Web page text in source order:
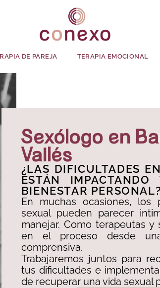
DE PAREJA TERAPIA EMOCIONAL
Sexólogo en
Vallès
¿LAS DIFICULTADES
ESTÁN
BIENESTAR PERSONAL?
En muchas ocasiones, los
sexual pueden parecer
manejar. Como terapeutas y
en el proceso desde
comprensiva.
Trabajaremos juntos para
tus dificultades e
de recuperar una vida sexual